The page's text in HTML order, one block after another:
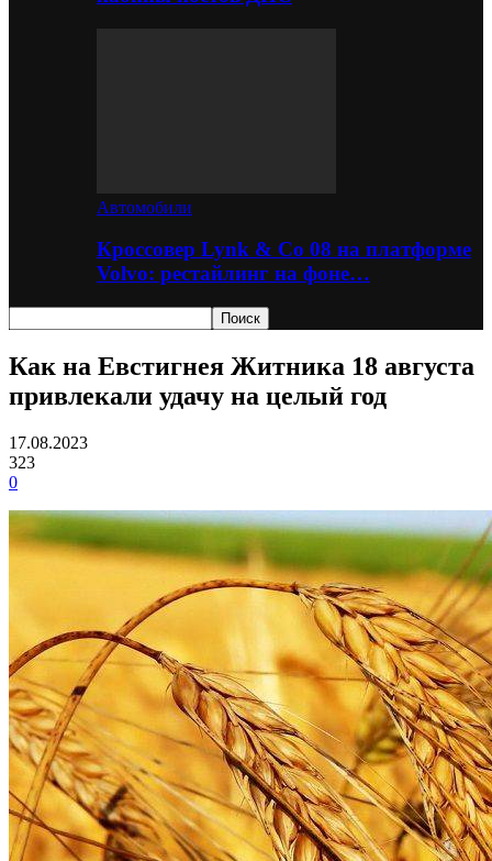
Автомобили
Кроссовер Lynk & Co 08 на платформе
Volvo: рестайлинг на фоне…
Как на Евстигнея Житника 18 августа
привлекали удачу на целый год
17.08.2023
323
0